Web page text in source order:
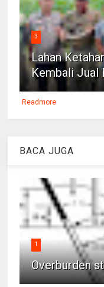
3
Lahan
Kembali Jual
Readmore
BACA JUGA
1
Overburden